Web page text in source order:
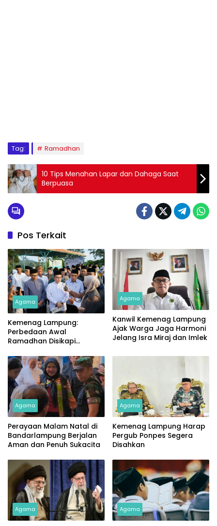
Tag: Ramadhan
10 Tips Menahan Lapar dan Dahaga Saat
Berpuasa
Pos Terkait
Agama
Kemenag Lampung:
Perbedaan Awal
Ramadhan Disikapi
Agama
Kanwil Kemenag Lampung
Ajak Warga Jaga Harmoni
Jelang Isra Miraj dan Imlek
Agama
Perayaan Malam Natal di
Bandarlampung Berjalan
Aman dan Penuh Sukacita
Agama
Kemenag Lampung Harap
Pergub Ponpes Segera
Disahkan
Agama Agama